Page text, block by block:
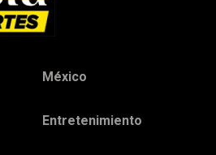
México
Entretenimiento